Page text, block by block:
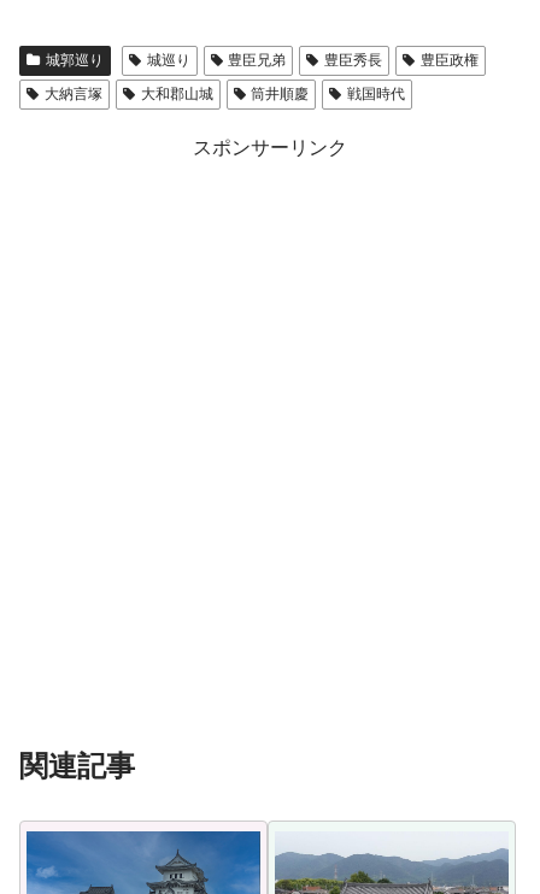
城郭巡り 城巡り 豊臣兄弟 豊臣秀長
豊臣政権
大納言塚
大和郡山城 筒井順慶 戦国時代
スポンサーリンク
関連記事